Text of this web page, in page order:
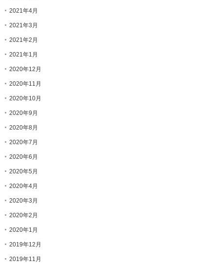
2021年4月
2021年3月
2021年2月
2021年1月
2020年12月
2020年11月
2020年10月
2020年9月
2020年8月
2020年7月
2020年6月
2020年5月
2020年4月
2020年3月
2020年2月
2020年1月
2019年12月
2019年11月